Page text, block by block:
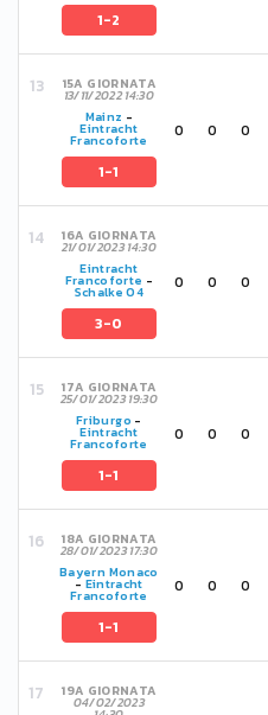
1-2
15A GIORNATA
13/11/2022 14:30
Mainz -
Eintracht
Francoforte
1-1
0 0 0
16A GIORNATA
21/01/2023 14:30
Eintracht
Francoforte -
Schalke 04
3-0
0 0 0
17A GIORNATA
25/01/2023 19:30
Friburgo -
Eintracht
Francoforte
1-1
0 0 0
18A GIORNATA
28/01/2023 17:30
Bayern Monaco
- Eintracht
Francoforte
1-1
0 0 0
19A GIORNATA
04/02/2023